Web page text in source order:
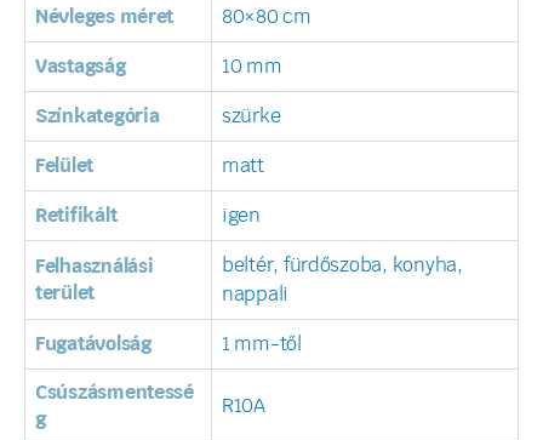
Névleges méret 80×80 cm
Vastagság 10 mm
Színkategória szürke
Felület matt
Retifikált igen
Felhasználási
terület
beltér, fürdőszoba, konyha,
nappali
Fugatávolság 1 mm-től
Csúszásmentessé
g
R10A